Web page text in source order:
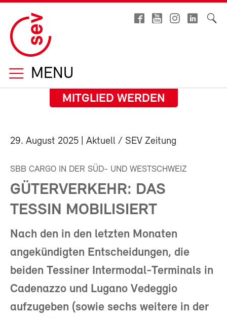
MENU
MITGLIED WERDEN
29. August 2025 | Aktuell / SEV Zeitung
SBB CARGO IN DER SÜD- UND WESTSCHWEIZ
GÜTERVERKEHR: DAS
TESSIN MOBILISIERT
Nach den in den letzten Monaten
angekündigten Entscheidungen, die
beiden Tessiner Intermodal-Terminals in
Cadenazzo und Lugano Vedeggio
aufzugeben (sowie sechs weitere in der